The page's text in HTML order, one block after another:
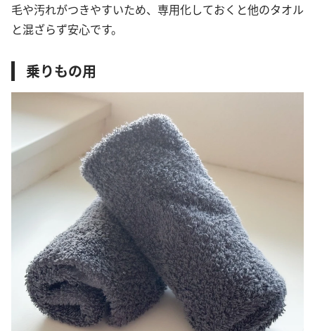
毛や汚れがつきやすいため、専用化しておくと他のタオル
と混ざらず安心です。
乗りもの用